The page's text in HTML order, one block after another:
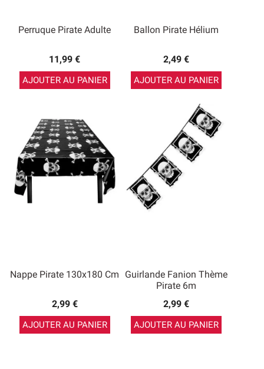
Perruque Pirate Adulte
11,99 €
AJOUTER AU PANIER
Ballon Pirate Hélium
2,49 €
AJOUTER AU PANIER
Nappe Pirate 130x180 Cm
2,99 €
AJOUTER AU PANIER
Guirlande Fanion Thème
Pirate 6m
2,99 €
AJOUTER AU PANIER